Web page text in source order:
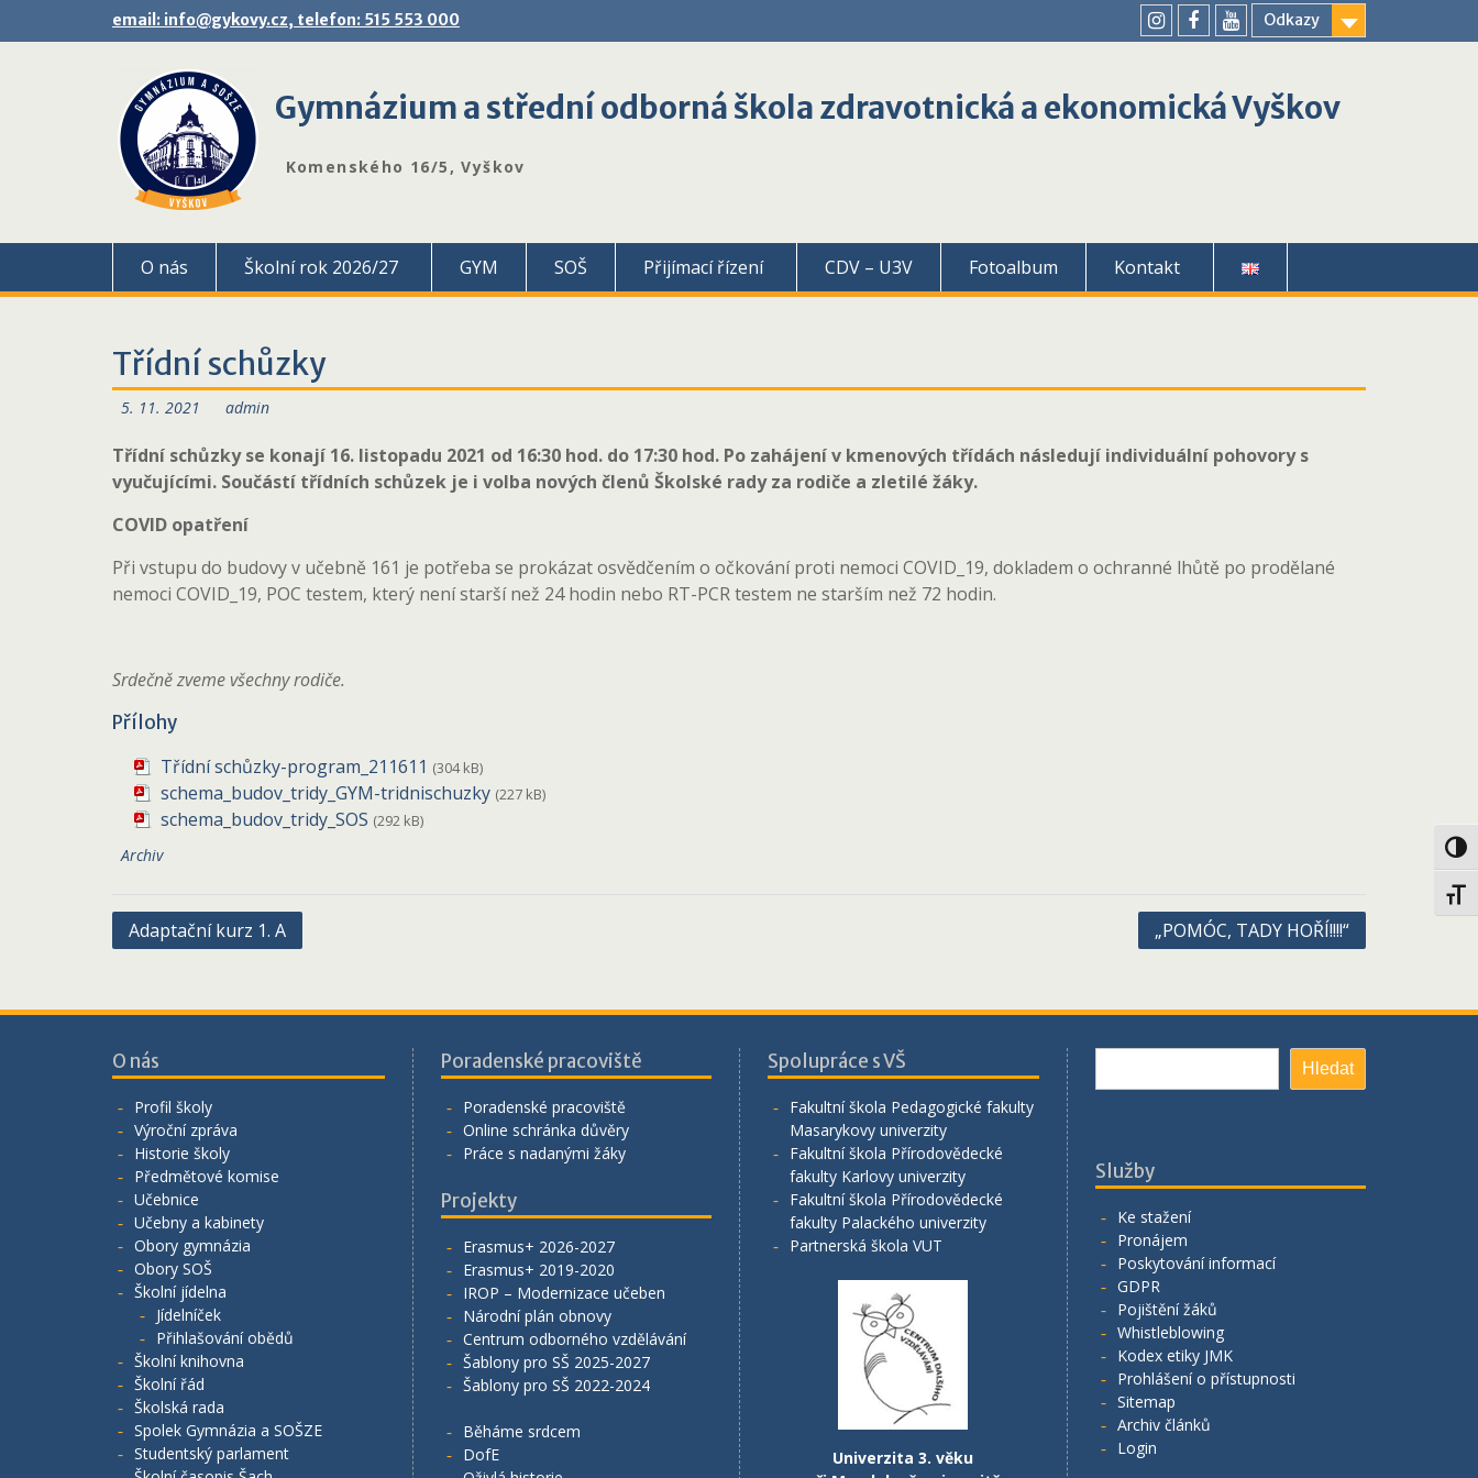
email: info@gykovy.cz, telefon: 515 553 000 Odkazy
youtube
Gymnázium a střední odborná škola zdravotnická a ekonomická Vyškov
Komenského 16/5, Vyškov
O nás Školní rok 2026/27 GYM SOŠ Přijímací řízení CDV – U3V Fotoalbum Kontakt
Třídní schůzky
5. 11. 2021 admin
Třídní schůzky se konají 16. listopadu 2021 od 16:30 hod. do 17:30 hod. Po zahájení v kmenových třídách následují individuální pohovory s
vyučujícími. Součástí třídních schůzek je i volba nových členů Školské rady za rodiče a zletilé žáky.
COVID opatření
Při vstupu do budovy v učebně 161 je potřeba se prokázat osvědčením o očkování proti nemoci COVID_19, dokladem o ochranné lhůtě po prodělané
nemoci COVID_19, POC testem, který není starší než 24 hodin nebo RT-PCR testem ne starším než 72 hodin.
Srdečně zveme všechny rodiče.
Přílohy
Třídní schůzky-program_211611 (304 kB)
schema_budov_tridy_GYM-tridnischuzky (227 kB)
schema_budov_tridy_SOS (292 kB)
Archiv
Navigace
Adaptační kurz 1. A „POMÓC, TADY HOŘÍ!!!!“
O nás
Profil školy
Výroční zpráva
Historie školy
Předmětové komise
Učebnice
Učebny a kabinety
Obory gymnázia
Obory SOŠ
Školní jídelna
Jídelníček
Přihlašování obědů
Školní knihovna
Školní řád
Školská rada
Spolek Gymnázia a SOŠZE
Studentský parlament
Poradenské pracoviště
Poradenské pracoviště
Online schránka důvěry
Práce s nadanými žáky
Projekty
Erasmus+ 2026-2027
Erasmus+ 2019-2020
IROP – Modernizace učeben
Národní plán obnovy
Centrum odborného vzdělávání
Šablony pro SŠ 2025-2027
Šablony pro SŠ 2022-2024
Běháme srdcem
DofE
Spolupráce s VŠ
Fakultní škola Pedagogické fakulty
Masarykovy univerzity
Fakultní škola Přírodovědecké
fakulty Karlovy univerzity
Fakultní škola Přírodovědecké
fakulty Palackého univerzity
Partnerská škola VUT
Univerzita 3. věku
Hledat
Služby
Ke stažení
Pronájem
Poskytování informací
GDPR
Pojištění žáků
Whistleblowing
Kodex etiky JMK
Prohlášení o přístupnosti
Sitemap
Archiv článků
Login